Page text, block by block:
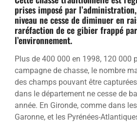
prises imposé par
niveau ne cesse de diminuer en
raréfaction de ce gibier frappé
l’environnement.
Plus de 400 000 en 1998, 120 000
campagne de chasse, le nombre
des champs pouvant être
dans le département ne cesse de
année. En Gironde, comme dans
Garonne, et les Pyrénées-